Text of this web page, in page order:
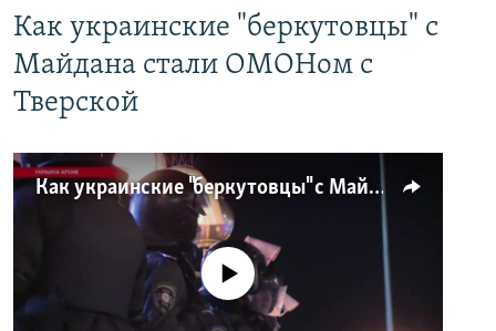
Как украинские "беркутовцы" с
Майдана стали ОМОНом с
Тверской
Как украинские "беркутовцы" с Майдана стали ОМОНом с Тверской
No media source currently available